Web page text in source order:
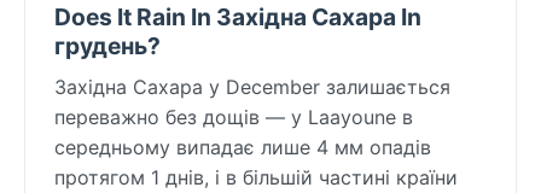
Does It Rain In Західна Сахара In
грудень?
Західна Сахара у December залишається
переважно без дощів — у Laayoune в
середньому випадає лише 4 мм опадів
протягом 1 днів, і в більшій частині країни